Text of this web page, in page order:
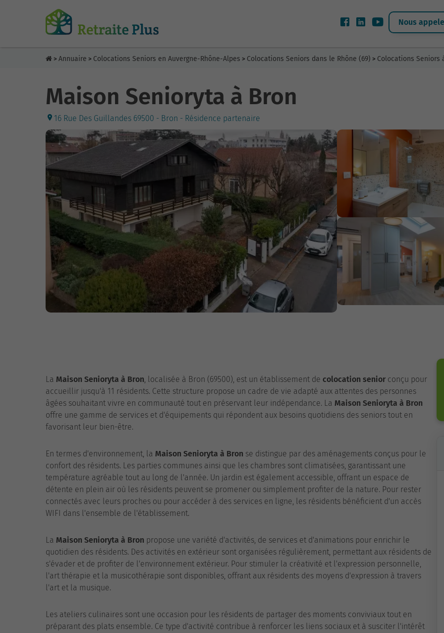
Nous
> Annuaire > Colocations Seniors en Auvergne-Rhône-Alpes > Colocations Seniors dans le Rhône (69) > Colocations Seniors
Maison Senioryta à Bron
16 Rue Des Guillandes 69500 - Bron - Résidence partenaire
La Maison Senioryta à Bron, localisée à Bron (69500), est un établissement de colocation senior conçu pour
accueillir jusqu'à 11 résidents. Cette structure propose un cadre de vie adapté aux attentes des personnes
âgées souhaitant vivre en communauté tout en préservant leur indépendance. La Maison Senioryta à Bron
offre une gamme de services et d'équipements qui répondent aux besoins quotidiens des seniors tout en
favorisant leur bien-être.
En termes d'environnement, la Maison Senioryta à Bron se distingue par des aménagements conçus pour le
confort des résidents. Les parties communes ainsi que les chambres sont climatisées, garantissant une
température agréable tout au long de l'année. Un jardin est également accessible, offrant un espace de
détente en plein air où les résidents peuvent se promener ou simplement profiter de la nature. Pour rester
connectés avec leurs proches ou pour accéder à des services en ligne, les résidents bénéficient d'un accès
WIFI dans l'ensemble de l'établissement.
La Maison Senioryta à Bron propose une variété d'activités, de services et d'animations pour enrichir le
quotidien des résidents. Des activités en extérieur sont organisées régulièrement, permettant aux résidents de
s'évader et de profiter de l'environnement extérieur. Pour stimuler la créativité et l'expression personnelle,
l'art thérapie et la musicothérapie sont disponibles, offrant aux résidents des moyens d'expression à travers
l'art et la musique.
Les ateliers culinaires sont une occasion pour les résidents de partager des moments conviviaux tout en
préparant des plats ensemble. Ce type d'activité contribue à renforcer les liens sociaux et à susciter l'intérêt